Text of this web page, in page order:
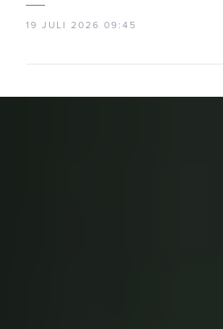
19 JULI 2026 09:45